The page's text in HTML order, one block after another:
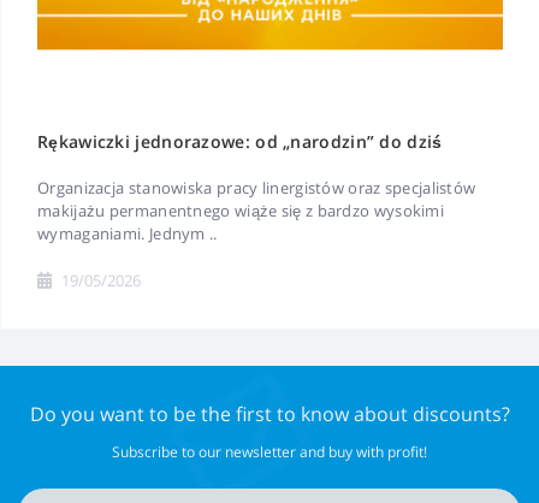
Rękawiczki jednorazowe: od „narodzin” do dziś
Organizacja stanowiska pracy linergistów oraz specjalistów
makijażu permanentnego wiąże się z bardzo wysokimi
wymaganiami. Jednym ..
19/05/2026
Do you want to be the first to know about discounts?
Subscribe to our newsletter and buy with profit!